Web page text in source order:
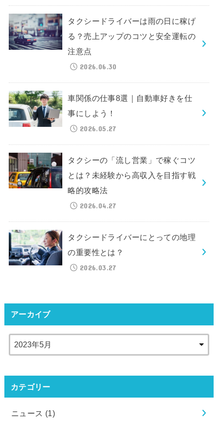
タクシードライバーは雨の日に稼げ
る？売上アップのコツと安全運転の
注意点
2026.06.30
車関係の仕事8選｜自動車好きを仕
事にしよう！
2026.05.27
タクシーの「流し営業」で稼ぐコツ
とは？未経験から高収入を目指す戦
略的攻略法
2026.04.27
タクシードライバーにとっての地理
の重要性とは？
2026.03.27
アーカイブ
カテゴリー
ニュース (1)